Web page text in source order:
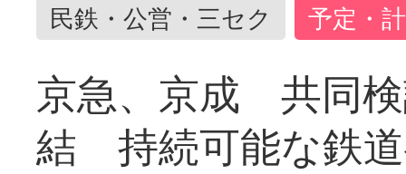
民鉄・公営・三セク 予定・
京急、京成 共同
結 持続可能な鉄